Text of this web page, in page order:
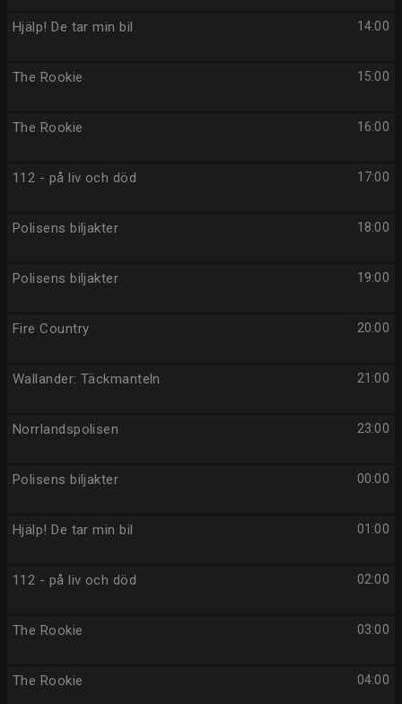
14:00
Hjälp! De tar min bil
15:00
The Rookie
16:00
The Rookie
17:00
112 - på liv och död
18:00
Polisens biljakter
19:00
Polisens biljakter
20:00
Fire Country
21:00
Wallander: Täckmanteln
23:00
Norrlandspolisen
00:00
Polisens biljakter
01:00
Hjälp! De tar min bil
02:00
112 - på liv och död
03:00
The Rookie
04:00
The Rookie